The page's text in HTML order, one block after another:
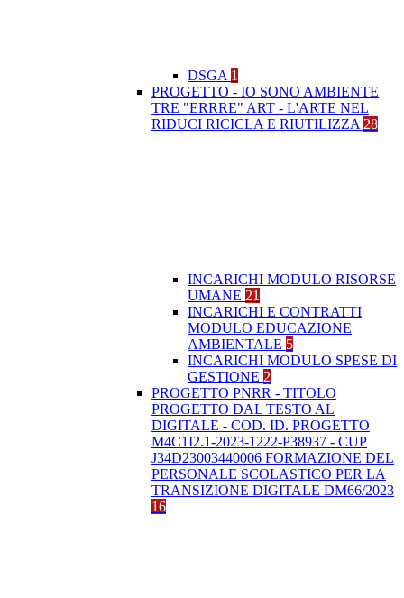
DSGA 1
PROGETTO - IO SONO AMBIENTE
TRE "ERRRE" ART - L'ARTE NEL
RIDUCI RICICLA E RIUTILIZZA 28
INCARICHI MODULO RISORSE
UMANE 21
INCARICHI E CONTRATTI
MODULO EDUCAZIONE
AMBIENTALE 5
INCARICHI MODULO SPESE DI
GESTIONE 2
PROGETTO PNRR - TITOLO
PROGETTO DAL TESTO AL
DIGITALE - COD. ID. PROGETTO
M4C1I2.1-2023-1222-P38937 - CUP
J34D23003440006 FORMAZIONE DEL
PERSONALE SCOLASTICO PER LA
TRANSIZIONE DIGITALE DM66/2023
16